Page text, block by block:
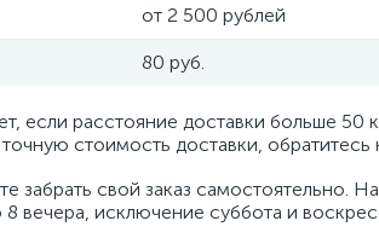
от 2 500 рублей
80 руб.
если расстояние доставки больше 50
точную стоимость доставки,
забрать свой заказ
вечера, исключение суббота и